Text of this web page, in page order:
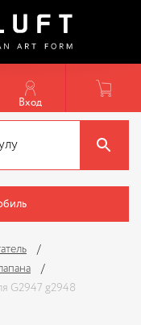
Вход
G2947 g2948